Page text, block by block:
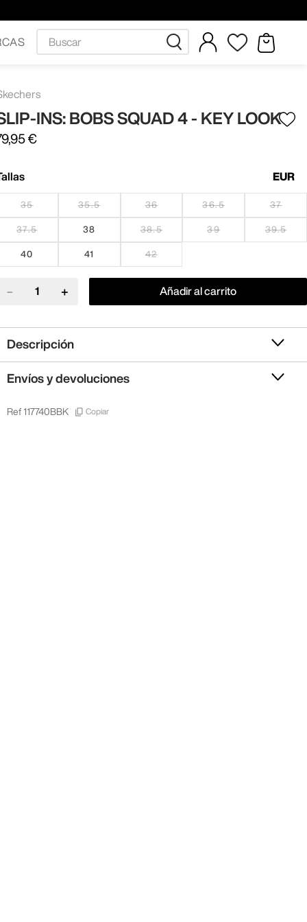
INS: BOBS SQUAD 4 - KEY LOOK
,95 €
EUR
35 35.5 36 36.5 37
37.5 38 38.5 39 39.5
40 41 42
＋
－ Añadir al carrito
Descripción
Envíos y devoluciones
Ref 117740BBK Copiar